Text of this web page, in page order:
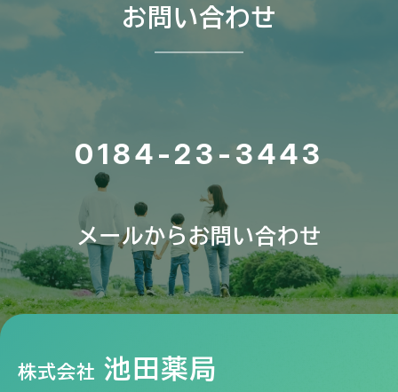
お問い合わせ
0184-23-3443
メールからお問い合わせ
株式会社 池田薬局